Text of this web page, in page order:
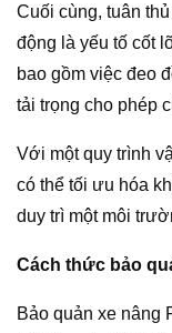
Cuối cùng, tuân
động là yếu tố cốt
bao gồm việc đeo
tải trọng cho phép
Với một quy trình
có thể tối ưu hóa
duy trì một môi
Cách thức bảo
Bảo quản xe nâng